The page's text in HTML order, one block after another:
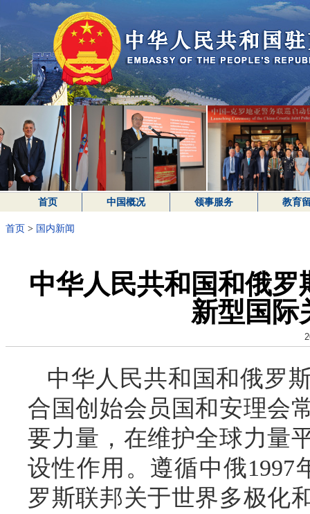
首页 中国概况 领事服务 教育
首页 > 国内新闻
中华人民共和国和俄
新型国际
中华人民共和国和俄罗
合国创始会员国和安理会
要力量，在维护全球力量
设性作用。遵循中俄1997
罗斯联邦关于世界多极化